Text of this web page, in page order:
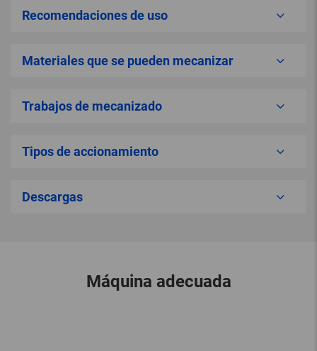
Recomendaciones de uso
Materiales que se pueden mecanizar
Trabajos de mecanizado
Tipos de accionamiento
Descargas
Máquina adecuada